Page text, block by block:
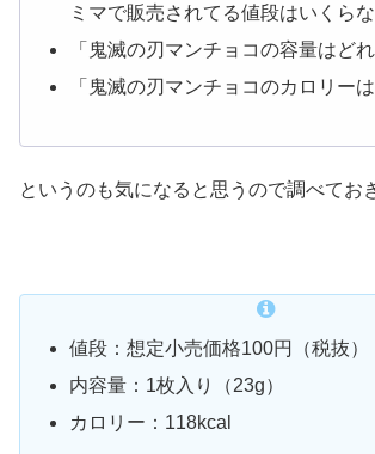
ミマで販売されてる値段はいくらな
「鬼滅の刃マンチョコの容量はど
「鬼滅の刃マンチョコのカロリーは
というのも気になると思うので調べてお
値段：想定小売価格100円（税抜）
内容量：1枚入り（23g）
カロリー：118kcal